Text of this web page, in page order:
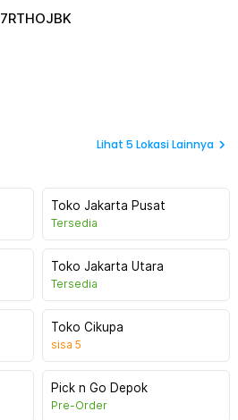
7RTHOJBK
Lihat 5 Lokasi Lainnya
Toko Jakarta Pusat
Tersedia
Toko Jakarta Utara
Tersedia
Toko Cikupa
sisa 5
Pick n Go Depok
Pre-Order